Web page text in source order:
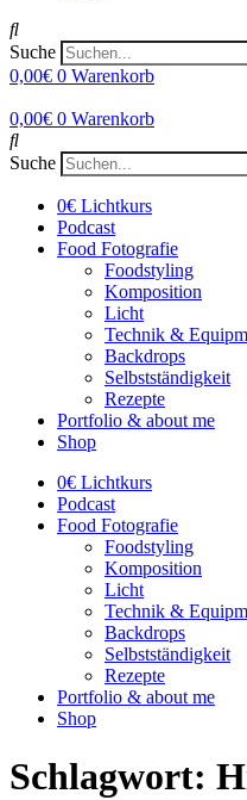
Suche
0,00€ 0 Warenkorb
0,00€ 0 Warenkorb
Suche
0€ Lichtkurs
Podcast
Food Fotografie
Foodstyling
Komposition
Licht
Technik &
Backdrops
Selbstständigkeit
Rezepte
Portfolio & about me
Shop
0€ Lichtkurs
Podcast
Food Fotografie
Foodstyling
Komposition
Licht
Technik &
Backdrops
Selbstständigkeit
Rezepte
Portfolio & about me
Shop
Schlagwort: